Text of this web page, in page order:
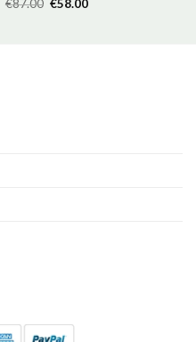
€87.00 €58.00